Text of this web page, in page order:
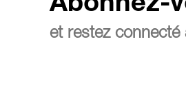
Abonnez-
et restez connecté